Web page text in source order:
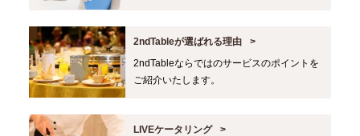
2ndTableが選ばれる理由
2ndTableならではのサービスのポイントを
ご紹介いたします。
LIVEケータリング